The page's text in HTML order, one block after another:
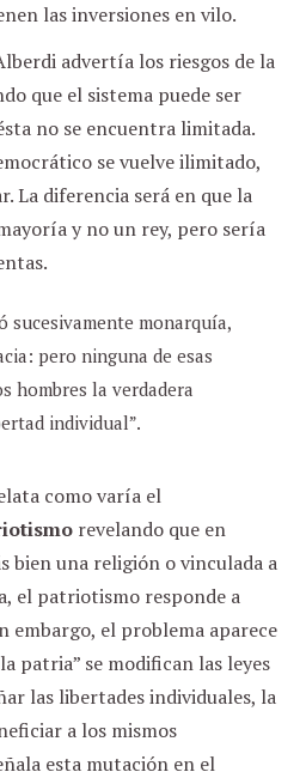
las inversiones en vilo.
advertía los riesgos de la
que el sistema puede ser
no se encuentra limitada.
se vuelve ilimitado,
La diferencia será en que la
y no un rey, pero sería
sucesivamente monarquía,
pero ninguna de esas
hombres la verdadera
individual”.
como varía el
revelando que en
bien una religión o vinculada a
el patriotismo responde a
embargo, el problema aparece
patria” se modifican las leyes
las libertades individuales, la
a los mismos
esta mutación en el